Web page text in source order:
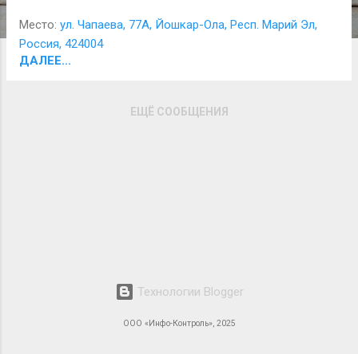
Место: ул. Чапаева, 77А, Йошкар-Ола, Респ. Марий Эл,
Россия, 424004
ДАЛЕЕ...
ЕЩЁ СООБЩЕНИЯ
Технологии Blogger
ООО «Инфо-Контроль», 2025